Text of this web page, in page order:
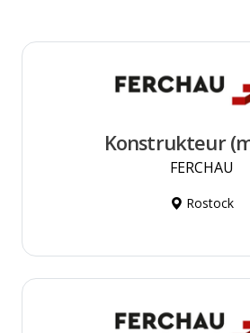
Konstrukteur
FERCHAU
Rostock